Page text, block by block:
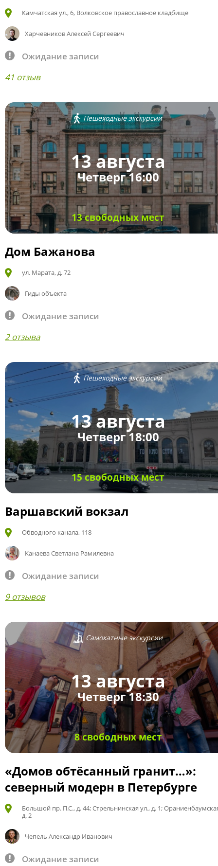
Камчатская ул., 6, Волковское православное кладбище
Харчевников Алексей Сергеевич
Ожидание записи
41 отзыв
Пешеходные экскурсии
13 августа
Четверг 16:00
13 свободных мест
Дом Бажанова
ул. Марата, д. 72
Гиды объекта
Ожидание записи
2 отзыва
Пешеходные экскурсии
13 августа
Четверг 18:00
15 свободных мест
Варшавский вокзал
Обводного канала, 118
Канаева Светлана Рамилевна
Ожидание записи
9 отзывов
Самокатные экскурсии
13 августа
Четверг 18:30
8 свободных мест
«Домов обтёсанный гранит…»:
северный модерн в Петербурге
Большой пр. П.С., д. 44; Стрельнинская ул., д. 1;
д. 2
Чепель Александр Иванович
Ожидание записи